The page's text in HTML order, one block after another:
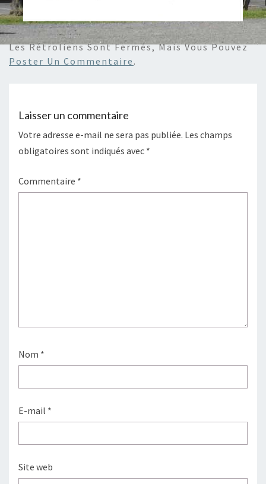
Les Rétroliens Sont Fermés, Mais Vous Pouvez
Poster Un Commentaire .
Laisser un commentaire
Votre adresse e-mail ne sera pas publiée. Les champs
obligatoires sont indiqués avec *
Commentaire *
Nom *
E-mail *
Site web